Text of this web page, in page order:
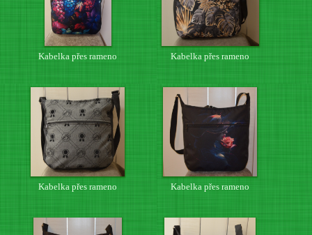
Kabelka přes rameno Kabelka přes rameno
Kabelka přes rameno Kabelka přes rameno